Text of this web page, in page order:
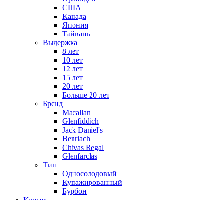
США
Канада
Япония
Тайвань
Выдержка
8 лет
10 лет
12 лет
15 лет
20 лет
Больше 20 лет
Бренд
Macallan
Glenfiddich
Jack Daniel's
Benriach
Chivas Regal
Glenfarclas
Тип
Односолодовый
Купажированный
Бурбон